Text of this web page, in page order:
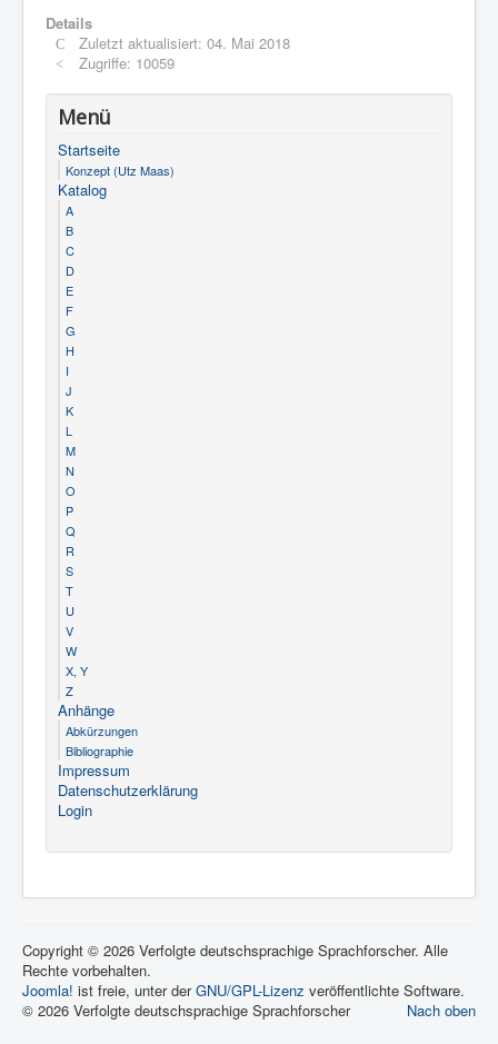
Details
Zuletzt aktualisiert: 04. Mai 2018
Zugriffe: 10059
Menü
Startseite
Konzept (Utz Maas)
Katalog
A
B
C
D
E
F
G
H
I
J
K
L
M
N
O
P
Q
R
S
T
U
V
W
X, Y
Z
Anhänge
Abkürzungen
Bibliographie
Impressum
Datenschutzerklärung
Login
Copyright © 2026 Verfolgte deutschsprachige Sprachforscher. Alle
Rechte vorbehalten.
Joomla! ist freie, unter derGNU/GPL-Lizenz veröffentlichte Software.
Nach oben
© 2026 Verfolgte deutschsprachige Sprachforscher